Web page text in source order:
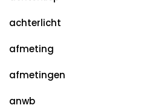
achterlicht
afmeting
afmetingen
anwb